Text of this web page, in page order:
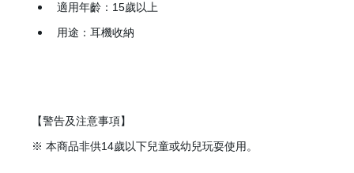
適用年齡：15歲以上
用途：耳機收納
【警告及注意事項】
※ 本商品非供14歲以下兒童或幼兒玩耍使用。